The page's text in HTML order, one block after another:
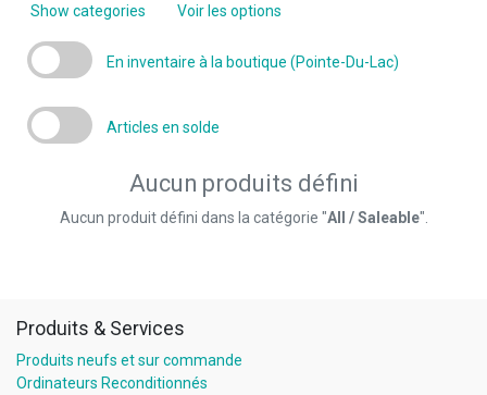
Show categories Voir les options
En inventaire à la boutique (Pointe-Du-Lac)
Articles en solde
Aucun produits défini
Aucun produit défini dans la catégorie "All / Saleable".
Produits & Services
Produits neufs et sur commande
Ordinateurs Reconditionnés